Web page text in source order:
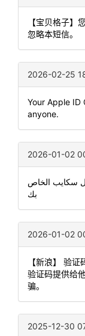
【宝贝格子
忽略本短信。
2026-02-25
Your Apple
anyone.
2026-01-02
متصل سكايب الخاص
بك
2026-01-02
【新浪】 验
验证码提供给
骗。
2025-12-30